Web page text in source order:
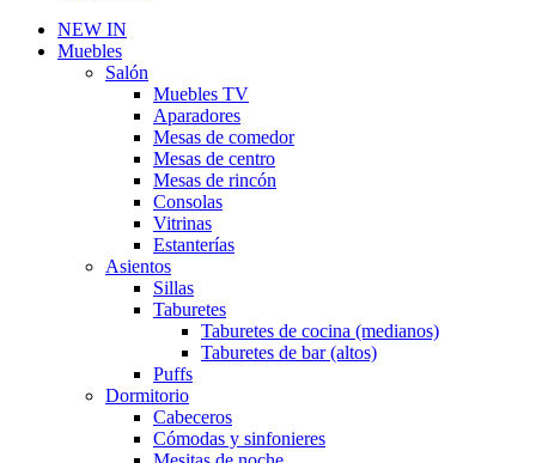
NEW IN
Muebles
Salón
Muebles TV
Aparadores
Mesas de comedor
Mesas de centro
Mesas de rincón
Consolas
Vitrinas
Estanterías
Asientos
Sillas
Taburetes
Taburetes de cocina (medianos)
Taburetes de bar (altos)
Puffs
Dormitorio
Cabeceros
Cómodas y sinfonieres